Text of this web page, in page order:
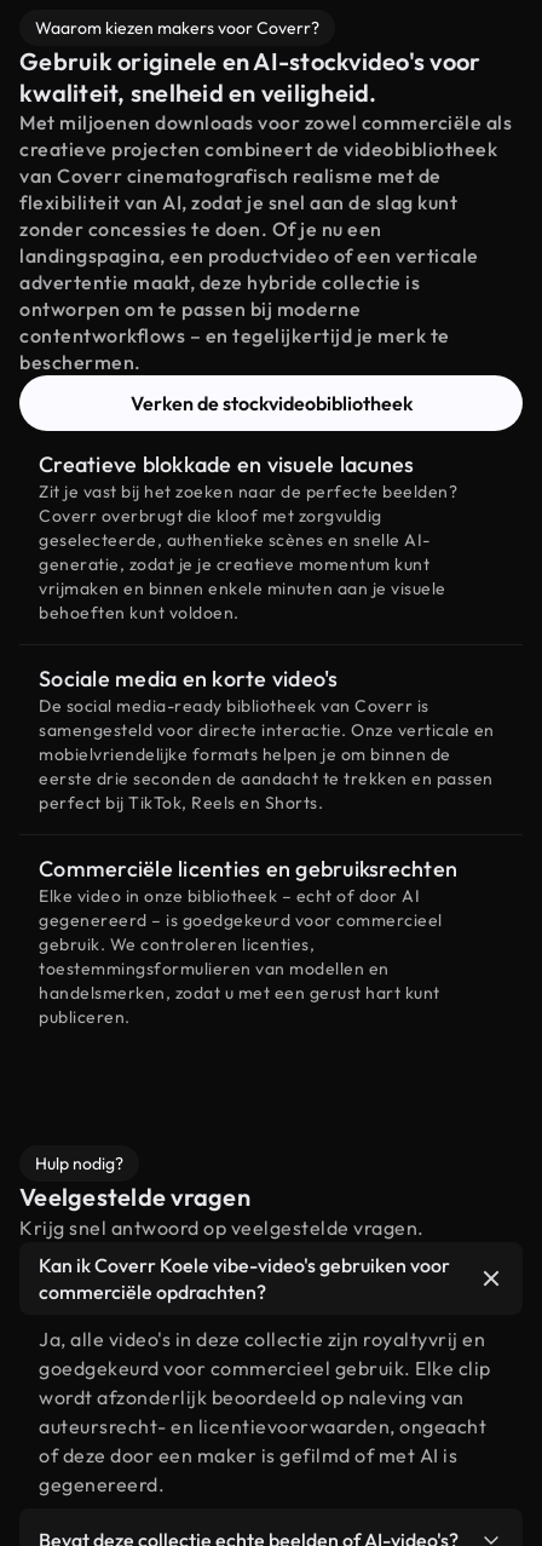
Waarom kiezen makers voor Coverr?
Gebruik originele en AI-stockvideo's voor
kwaliteit, snelheid en veiligheid.
Met miljoenen downloads voor zowel commerciële als
creatieve projecten combineert de videobibliotheek
van Coverr cinematografisch realisme met de
flexibiliteit van AI, zodat je snel aan de slag kunt
zonder concessies te doen. Of je nu een
landingspagina, een productvideo of een verticale
advertentie maakt, deze hybride collectie is
ontworpen om te passen bij moderne
contentworkflows – en tegelijkertijd je merk te
beschermen.
Verken de stockvideobibliotheek
Creatieve blokkade en visuele lacunes
Zit je vast bij het zoeken naar de perfecte beelden?
Coverr overbrugt die kloof met zorgvuldig
geselecteerde, authentieke scènes en snelle AI-
generatie, zodat je je creatieve momentum kunt
vrijmaken en binnen enkele minuten aan je visuele
behoeften kunt voldoen.
Sociale media en korte video's
De social media-ready bibliotheek van Coverr is
samengesteld voor directe interactie. Onze verticale en
mobielvriendelijke formats helpen je om binnen de
eerste drie seconden de aandacht te trekken en passen
perfect bij TikTok, Reels en Shorts.
Commerciële licenties en gebruiksrechten
Elke video in onze bibliotheek – echt of door AI
gegenereerd – is goedgekeurd voor commercieel
gebruik. We controleren licenties,
toestemmingsformulieren van modellen en
handelsmerken, zodat u met een gerust hart kunt
publiceren.
Hulp nodig?
Veelgestelde vragen
Krijg snel antwoord op veelgestelde vragen.
Kan ik Coverr Koele vibe-video's gebruiken voor
commerciële opdrachten?
Ja, alle video's in deze collectie zijn royaltyvrij en
goedgekeurd voor commercieel gebruik. Elke clip
wordt afzonderlijk beoordeeld op naleving van
auteursrecht- en licentievoorwaarden, ongeacht
of deze door een maker is gefilmd of met AI is
gegenereerd.
Bevat deze collectie echte beelden of AI-video's?